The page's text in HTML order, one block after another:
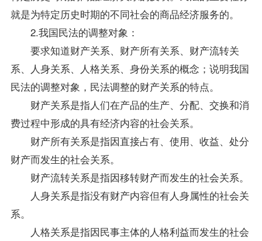
就是为特定历史时期的不同社会的商品经济服务的。
2.我国民法的调整对象：
要求知道财产关系、财产所有关系、财产流转关
系、人身关系、人格关系、身份关系的概念；说明我国
民法的调整对象，民法调整的财产关系的特点。
财产关系是指人们在产品的生产、分配、交换和消
费过程中形成的具有经济内容的社会关系。
财产所有关系是指因直接占有、使用、收益、处分
财产而发生的社会关系。
财产流转关系是指因移转财产而发生的社会关系。
人身关系是指没有财产内容但有人身属性的社会关
系。
人格关系是指因民事主体的人格利益而发生的社会